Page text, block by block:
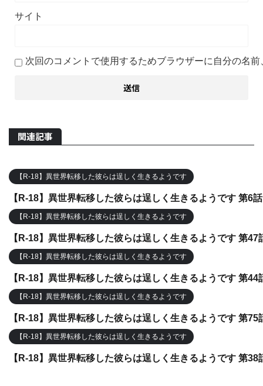
サイト
次回のコメントで使用するためブラウザーに自分の名
関連記事
【R-18】異世界転移した彼らは逞しく生きるようです
【R-18】異世界転移した彼らは逞しく生きるようです 第6話
【R-18】異世界転移した彼らは逞しく生きるようです
【R-18】異世界転移した彼らは逞しく生きるようです 第47
【R-18】異世界転移した彼らは逞しく生きるようです
【R-18】異世界転移した彼らは逞しく生きるようです 第44
【R-18】異世界転移した彼らは逞しく生きるようです
【R-18】異世界転移した彼らは逞しく生きるようです 第75
【R-18】異世界転移した彼らは逞しく生きるようです
【R-18】異世界転移した彼らは逞しく生きるようです 第38